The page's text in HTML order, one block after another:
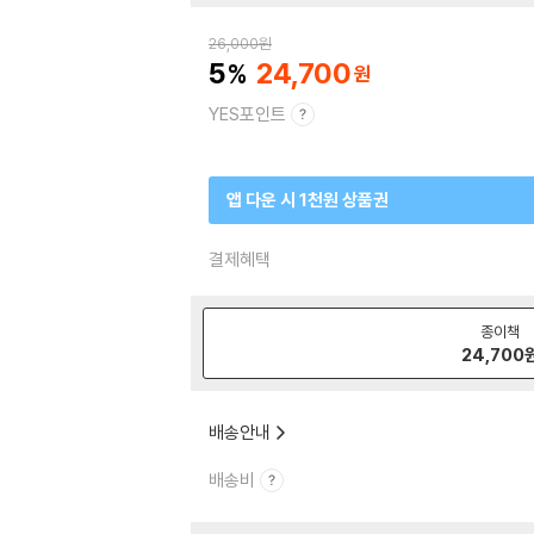
26,000원
5 24,700
YES포인트
앱 다운 시 1천원 상품권
결제혜택
종이책
24,700
배송안내
배송비